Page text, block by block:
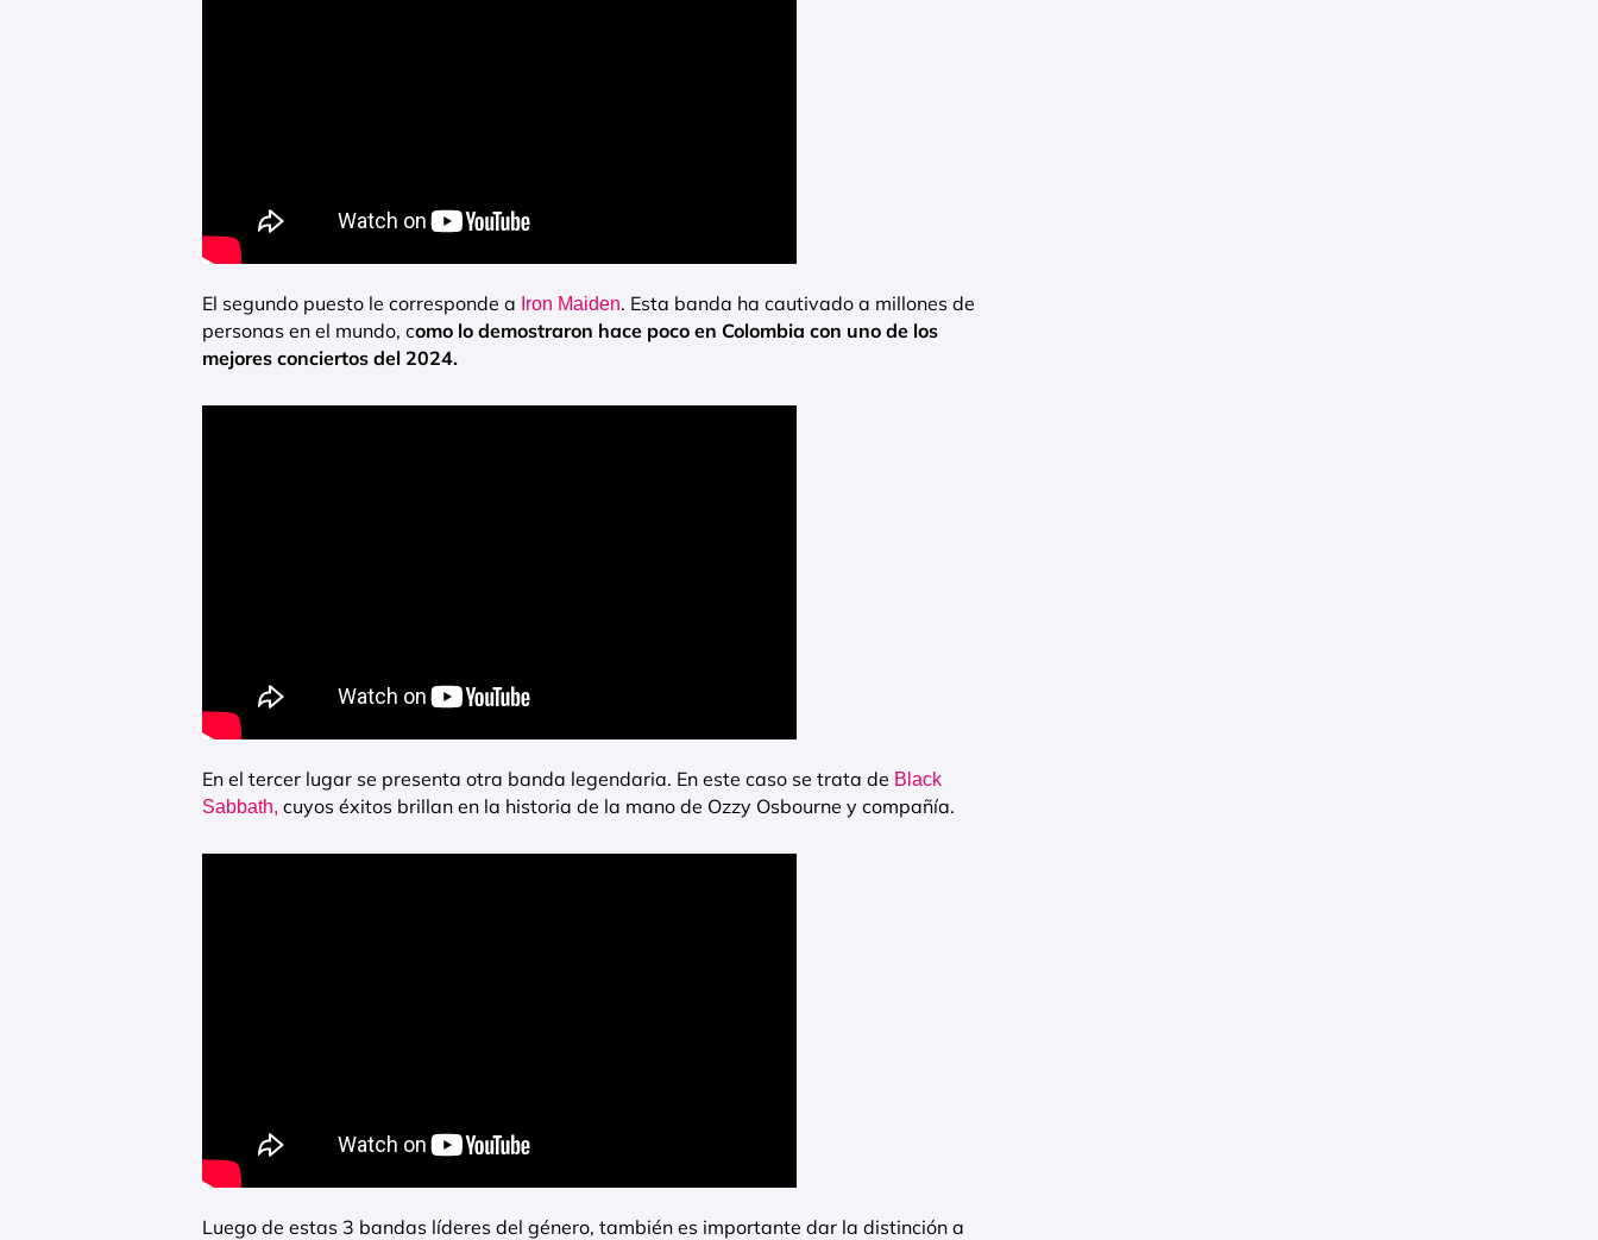
El segundo puesto le corresponde a Iron Maiden. Esta banda ha cautivado a millones de
personas en el mundo, como lo demostraron hace poco en Colombia con uno de los
mejores conciertos del 2024.
En el tercer lugar se presenta otra banda legendaria. En este caso se trata de Black
Sabbath, cuyos éxitos brillan en la historia de la mano de Ozzy Osbourne y compañía.
Luego de estas 3 bandas líderes del género, también es importante dar la distinción a